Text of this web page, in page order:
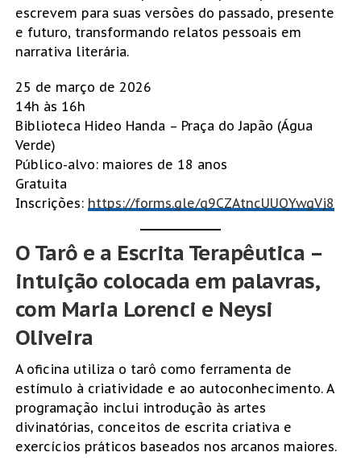
escrevem para suas versões do passado, presente
e futuro, transformando relatos pessoais em
narrativa literária.
25 de março de 2026
14h às 16h
Biblioteca Hideo Handa – Praça do Japão (Água
Verde)
Público-alvo: maiores de 18 anos
Gratuita
Inscrições: https://forms.gle/q9CZAtncUUQYwgVj8
O Tarô e a Escrita Terapêutica –
intuição colocada em palavras,
com Maria Lorenci e Neysi
Oliveira
A oficina utiliza o tarô como ferramenta de
estímulo à criatividade e ao autoconhecimento. A
programação inclui introdução às artes
divinatórias, conceitos de escrita criativa e
exercícios práticos baseados nos arcanos maiores.